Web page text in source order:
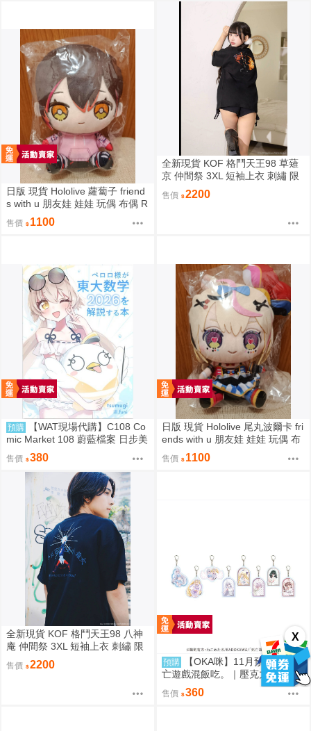
X
日版 現貨 Hololive 蘿蔔子 friend
s with u 朋友娃 娃娃 玩偶 布偶 R
oboco ロボ子
售價 1100
全新現貨 KOF 格鬥天王98 草薙
京 仲間祭 3XL 短袖上衣 刺繡 限
定聯名
售價 2200
預購
【WAT現場代購】C108 Co
mic Market 108 蔚藍檔案 日步美
ペロロ様が東大数学2026を解説
する本
售價 380
日版 現貨 Hololive 尾丸波爾卡 fri
ends with u 朋友娃 娃娃 玩偶 布
偶 座長 尾丸ポルカ
售價 1100
全新現貨 KOF 格鬥天王98 八神
庵 仲間祭 3XL 短袖上衣 刺繡 限
定聯名
售價 2200 預購
【OKA咪】11月預購 靠死
亡遊戲混飯吃。｜壓克力鑰匙圈
02/盲抽(8種)(官方&新繪插畫) 隨
機一款
售價 360